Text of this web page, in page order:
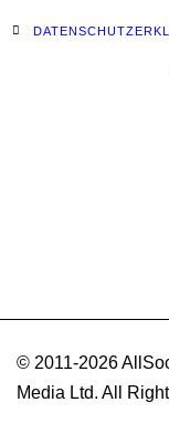
© 2011-2026
Media Ltd. All